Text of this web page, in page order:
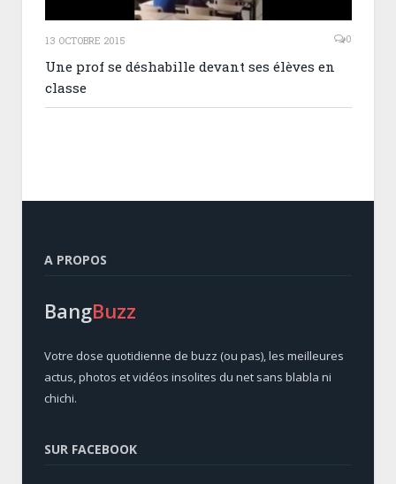
13 OCTOBRE 2015 0
Une prof se déshabille devant ses élèves en
classe
A PROPOS
BangBuzz
Votre dose quotidienne de buzz (ou pas), les meilleures
actus, photos et vidéos insolites du net sans blabla ni
chichi.
SUR FACEBOOK